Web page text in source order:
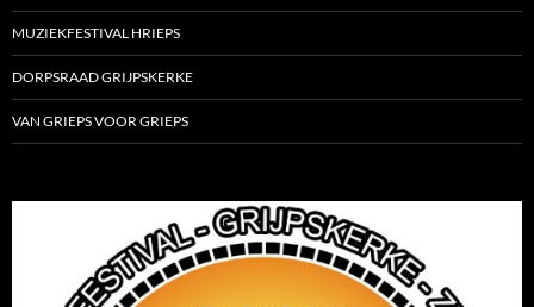
MUZIEKFESTIVAL HRIEPS
DORPSRAAD GRIJPSKERKE
VAN GRIEPS VOOR GRIEPS